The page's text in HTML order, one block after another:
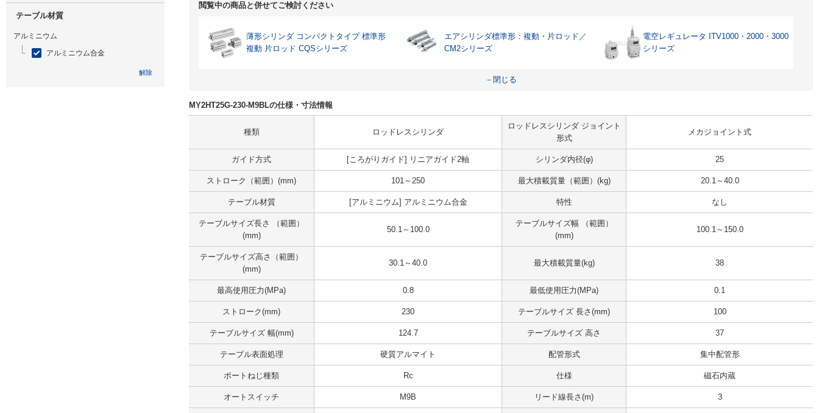
テーブル材質
アルミニウム
アルミニウム合金
解除
閲覧中の商品と併せてご検討ください
薄形シリンダ コンパクトタイプ 標準形
複動 片ロッド CQSシリーズ
エアシリンダ標準形：複動・片ロッド／
CM2シリーズ
電空レギュレータ ITV1000・2000・3000
シリーズ
－閉じる
MY2HT25G-230-M9BLの仕様・寸法情報
種類 ロッドレスシリンダ
ロッドレスシリンダ ジョイント
形式
メカジョイント式
ガイド方式 [ころがりガイド] リニアガイド2軸 シリンダ内径(φ) 25
ストローク（範囲）(mm) 101～250 最大積載質量（範囲）(kg) 20.1～40.0
テーブル材質 [アルミニウム] アルミニウム合金 特性 なし
テーブルサイズ長さ （範囲）
(mm)
50.1～100.0
テーブルサイズ幅 （範囲）
(mm)
100.1～150.0
テーブルサイズ高さ（範囲）
(mm)
30.1～40.0 最大積載質量(kg) 38
最高使用圧力(MPa) 0.8 最低使用圧力(MPa) 0.1
ストローク(mm) 230 テーブルサイズ 長さ(mm) 100
テーブルサイズ 幅(mm) 124.7 テーブルサイズ 高さ 37
テーブル表面処理 硬質アルマイト 配管形式 集中配管形
ポートねじ種類 Rc 仕様 磁石内蔵
オートスイッチ M9B リード線長さ(m) 3